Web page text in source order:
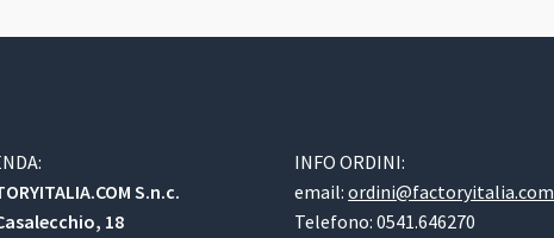
S.n.c.
18
INFO ORDINI:
email:ordini@factoryitalia.com
Telefono: 0541.646270